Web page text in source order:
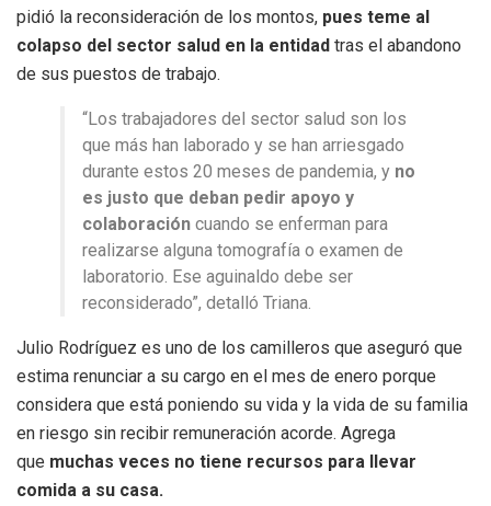
pidió la reconsideración de los montos, pues teme al
colapso del sector salud en la entidad tras el abandono
de sus puestos de trabajo.
“Los trabajadores del sector salud son los
que más han laborado y se han arriesgado
durante estos 20 meses de pandemia, y no
es justo que deban pedir apoyo y
colaboración cuando se enferman para
realizarse alguna tomografía o examen de
laboratorio. Ese aguinaldo debe ser
reconsiderado”, detalló Triana.
Julio Rodríguez es uno de los camilleros que aseguró que
estima renunciar a su cargo en el mes de enero porque
considera que está poniendo su vida y la vida de su familia
en riesgo sin recibir remuneración acorde. Agrega
que muchas veces no tiene recursos para llevar
comida a su casa.